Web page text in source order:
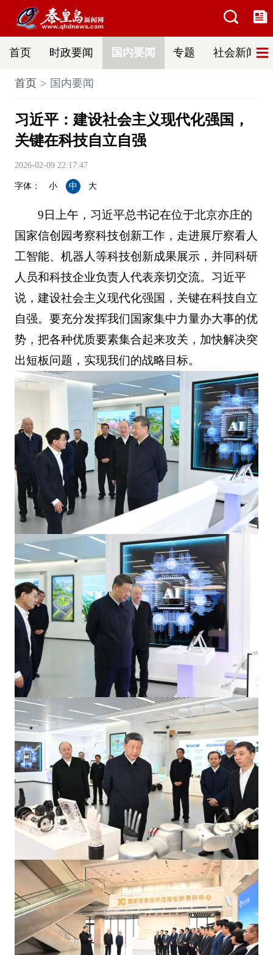
首页 时政要闻 国内要闻 专题 社会新闻
首页 国内要闻
习近平：建设社会主义现代化强国，
关键在科技自立自强
2026-02-09 22:17:47
字体： 小 中 大
9日上午，习近平总书记在位于北京亦庄的
国家信创园考察科技创新工作，走进展厅察看人
工智能、机器人等科技创新成果展示，并同科研
人员和科技企业负责人代表亲切交流。习近平
说，建设社会主义现代化强国，关键在科技自立
自强。要充分发挥我们国家集中力量办大事的优
势，把各种优质要素集合起来攻关，加快解决突
出短板问题，实现我们的战略目标。